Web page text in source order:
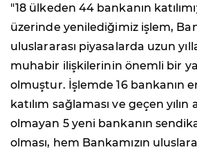
"18 ülkeden 44 bankanın
üzerinde yenilediğimiz işlem,
uluslararası piyasalarda uzun
muhabir ilişkilerinin önemli bir
olmuştur. İşlemde 16 bankanın
katılım sağlaması ve geçen
olmayan 5 yeni bankanın
olması, hem Bankamızın